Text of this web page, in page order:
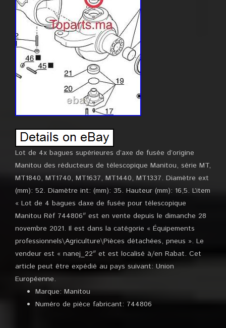
Lot de 4x bagues supérieures d’axe de fusée d’origine
Manitou des réducteurs de télescopique Manitou, série MT,
MT1840, MT1740, MT1637, MT1440, MT1337. Diamètre ext
(mm): 52. Diamètre int: (mm): 35. Hauteur (mm): 16,5. L’item
« Lot de 4 bagues daxe de fusée pour télescopique
Manitou Rèf 744806″ est en vente depuis le dimanche 28
novembre 2021. Il est dans la catégorie « Équipements
professionnels\Agriculture\Pièces détachées, pneus ». Le
vendeur est « nanej_22″ et est localisé à/en Rabat. Cet
article peut être expédié au pays suivant: Union
Européenne.
Marque: Manitou
Numéro de pièce fabricant: 744806